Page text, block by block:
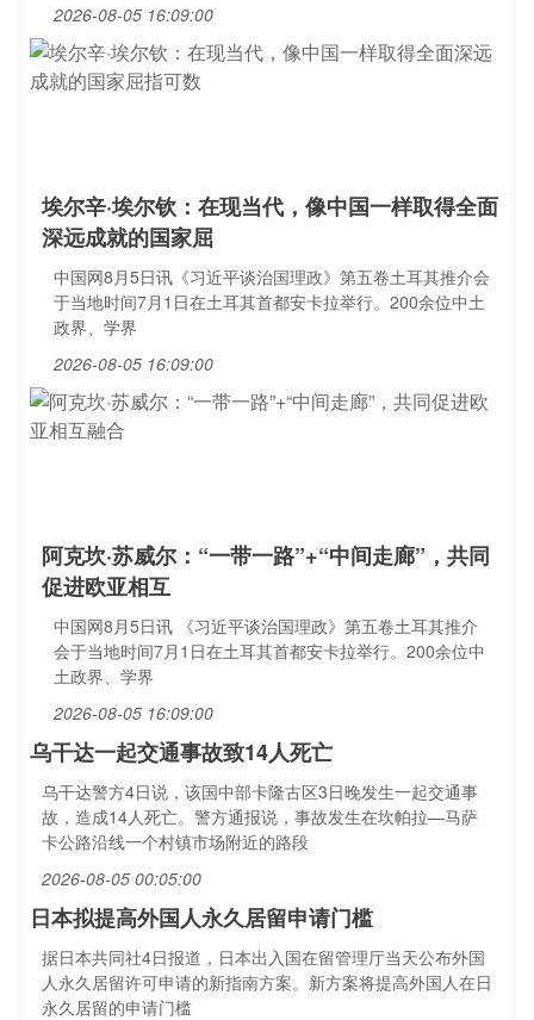
2026-08-05 16:09:00
埃尔辛·埃尔钦：在现当代，像中国一样取得全面
深远成就的国家屈
中国网8月5日讯《习近平谈治国理政》第五卷土耳其推介会
于当地时间7月1日在土耳其首都安卡拉举行。200余位中土
政界、学界
2026-08-05 16:09:00
阿克坎·苏威尔：“一带一路”+“中间走廊”，共同
促进欧亚相互
中国网8月5日讯 《习近平谈治国理政》第五卷土耳其推介
会于当地时间7月1日在土耳其首都安卡拉举行。200余位中
土政界、学界
2026-08-05 16:09:00
乌干达一起交通事故致14人死亡
乌干达警方4日说，该国中部卡隆古区3日晚发生一起交通事
故，造成14人死亡。警方通报说，事故发生在坎帕拉—马萨
卡公路沿线一个村镇市场附近的路段
2026-08-05 00:05:00
日本拟提高外国人永久居留申请门槛
据日本共同社4日报道，日本出入国在留管理厅当天公布外国
人永久居留许可申请的新指南方案。新方案将提高外国人在日
永久居留的申请门槛